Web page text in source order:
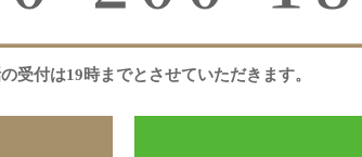
受付は19時までとさせていただきます。